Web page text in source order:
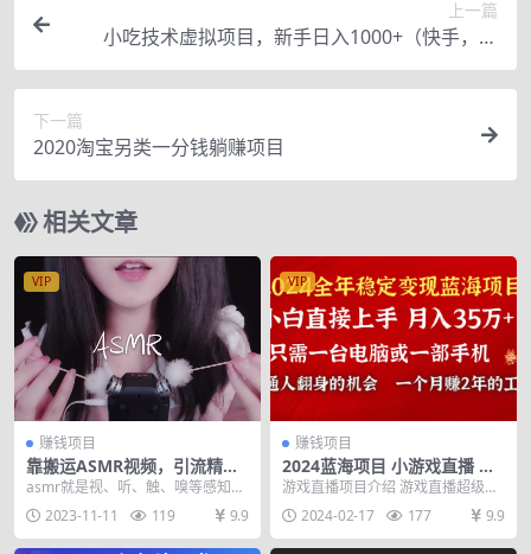
上一篇
小吃技术虚拟项目，新手日入1000+（快手，豆
瓣，闲鱼卖货方法）
下一篇
2020淘宝另类一分钱躺赚项目
相关文章
VIP
赚钱项目
靠搬运ASMR视频，引流精准
粉，私域单日变现500+
asmr就是视、听、触、嗅等感知上
的刺激，在颅内、头皮、背部或身
体其他部位产生的...
2023-11-11 119 9.9
VIP
赚钱项目
2024蓝海项目 小游戏直播 单
日收益10000+，月入35W,小
白当天上手
游戏直播项目介绍 游戏直播超级蓝
海赛道，头部主播签约费高达一个
亿一年, 小主播一...
2024-02-17 177 9.9